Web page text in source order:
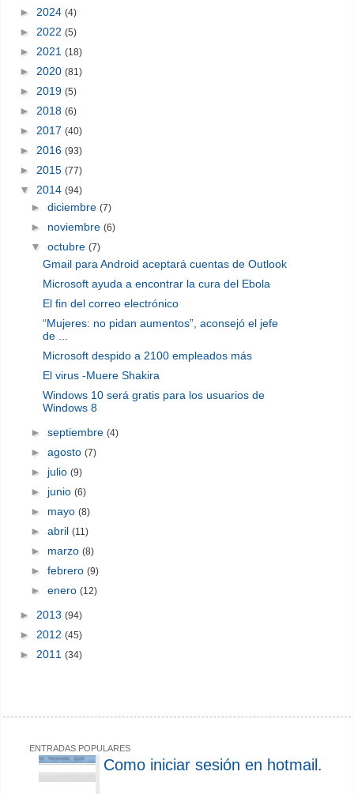
► 2024 (4)
► 2022 (5)
► 2021 (18)
► 2020 (81)
► 2019 (5)
► 2018 (6)
► 2017 (40)
► 2016 (93)
► 2015 (77)
▼ 2014 (94)
►diciembre(7)
► noviembre(6)
▼octubre(7)
Gmail para Android aceptará cuentas de Outlook
Microsoft ayuda a encontrar la cura del Ebola
El fin del correo electrónico
“Mujeres: no pidan aumentos”, aconsejó el jefe
de ...
Microsoft despido a 2100 empleados más
El virus -Muere Shakira
Windows 10 será gratis para los usuarios de
Windows 8
►septiembre(4)
►agosto(7)
► julio(9)
► junio(6)
► mayo(8)
►abril(11)
► marzo(8)
►febrero(9)
►enero(12)
► 2013 (94)
► 2012 (45)
► 2011 (34)
ENTRADAS POPULARES
Como iniciar sesión en hotmail.